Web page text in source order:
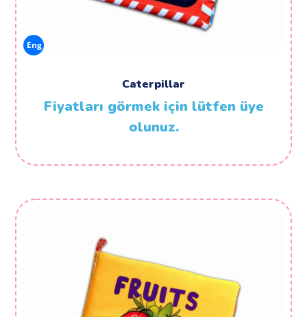
Eng
Caterpillar
Fiyatları görmek için lütfen üye
olunuz.